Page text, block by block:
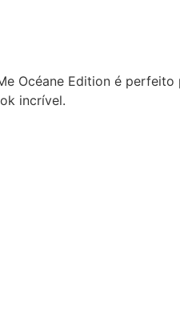
Océane Edition é
incrível.